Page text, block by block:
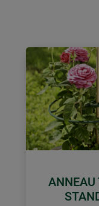
ANNEAU